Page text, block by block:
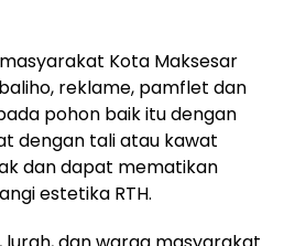
Kota Maksesar
reklame, pamflet dan
pohon baik itu dengan
dengan tali atau kawat
dan dapat mematikan
estetika RTH.